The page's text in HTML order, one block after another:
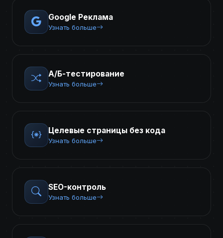
Google Реклама
Узнать больше
А/Б-тестирование
Узнать больше
Целевые страницы без кода
Узнать больше
SEO-контроль
Узнать больше